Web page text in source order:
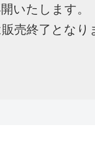
いたします。
売終了となり